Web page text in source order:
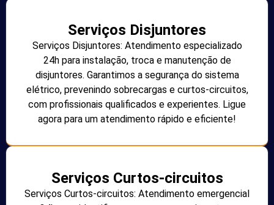
Serviços Disjuntores
Serviços Disjuntores: Atendimento especializado
24h para instalação, troca e manutenção de
disjuntores. Garantimos a segurança do sistema
elétrico, prevenindo sobrecargas e curtos-circuitos,
com profissionais qualificados e experientes. Ligue
agora para um atendimento rápido e eficiente!
Serviços Curtos-circuitos
Serviços Curtos-circuitos: Atendimento emergencial